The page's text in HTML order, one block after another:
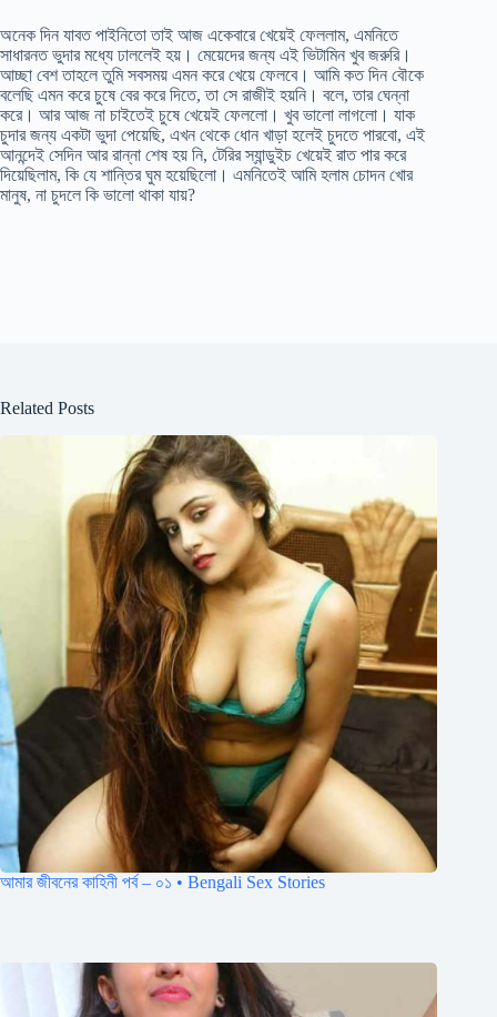
অনেক দিন যাবত পাইনিতো তাই আজ একেবারে খেয়েই ফেললাম, এমনিতে
সাধারনত ভুদার মধ্যে ঢাললেই হয়। মেয়েদের জন্য এই ভিটামিন খুব জরুরি।
আচ্ছা বেশ তাহলে তুমি সবসময় এমন করে খেয়ে ফেলবে। আমি কত দিন বৌকে
বলেছি এমন করে চুষে বের করে দিতে, তা সে রাজীই হয়নি। বলে, তার ঘেন্না
করে। আর আজ না চাইতেই চুষে খেয়েই ফেললো। খুব ভালো লাগলো। যাক
চুদার জন্য একটা ভুদা পেয়েছি, এখন থেকে ধোন খাড়া হলেই চুদতে পারবো, এই
আনন্দেই সেদিন আর রান্না শেষ হয় নি, টেরির স্যান্ডুইচ খেয়েই রাত পার করে
দিয়েছিলাম, কি যে শান্তির ঘুম হয়েছিলো। এমনিতেই আমি হলাম চোদন খোর
মানুষ, না চুদলে কি ভালো থাকা যায়?
Related Posts
আমার জীবনের কাহিনী পর্ব – ০১ • Bengali Sex Stories